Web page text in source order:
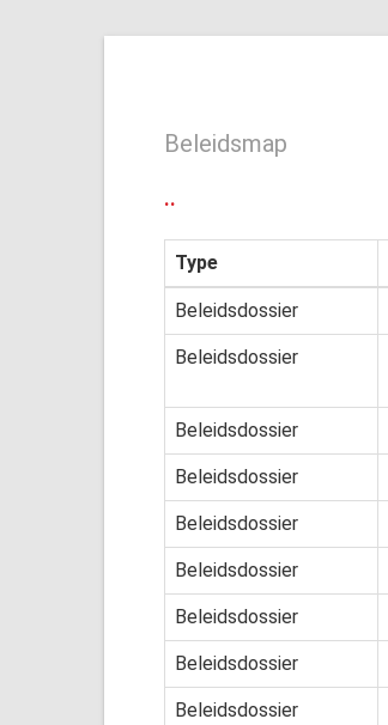
Beleidsmap
..
Type
Beleidsdossier
Beleidsdossier
Beleidsdossier
Beleidsdossier
Beleidsdossier
Beleidsdossier
Beleidsdossier
Beleidsdossier
Beleidsdossier